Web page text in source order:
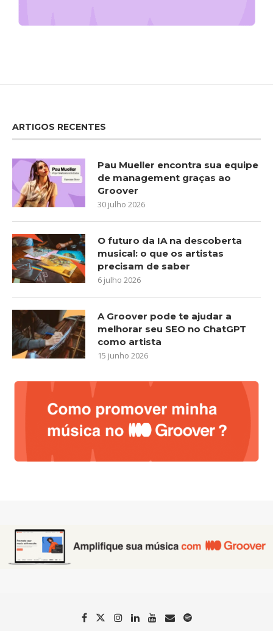
ARTIGOS RECENTES
Pau Mueller encontra sua equipe
de management graças ao
Groover
30 julho 2026
O futuro da IA na descoberta
musical: o que os artistas
precisam de saber
6 julho 2026
A Groover pode te ajudar a
melhorar seu SEO no ChatGPT
como artista
15 junho 2026